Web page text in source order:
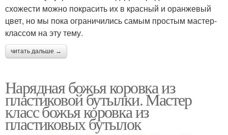
схожести можно покрасить их в красный и оранжевый
цвет, но мы пока ограничились самым простым мастер-
классом на эту тему.
читать дальше →
Нарядная божья коровка из
пластиковой бутылки. Мастер
класс божья коровка из
пластиковых бутылок